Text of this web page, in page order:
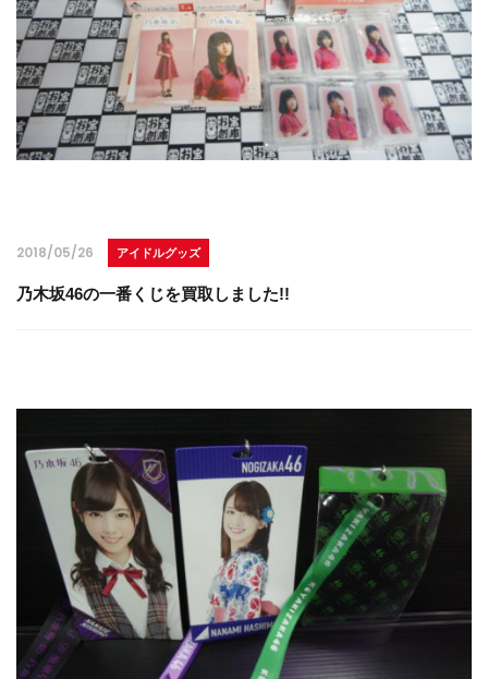
2018/05/26 アイドルグッズ
乃木坂46の一番くじを買取しました!!